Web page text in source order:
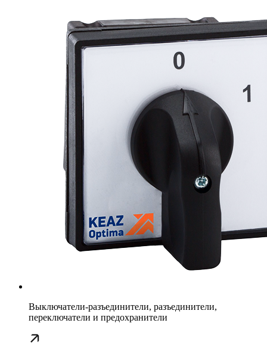
Выключатели-разъединители, разъединители,
переключатели и предохранители